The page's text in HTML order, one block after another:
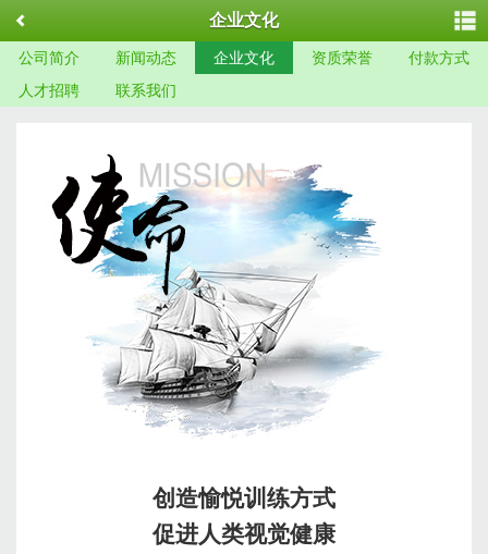
企业文化
公司简介 新闻动态 企业文化 资质荣誉
付款方式
人才招聘
联系我们
创造愉悦训练方式
促进人类视觉健康